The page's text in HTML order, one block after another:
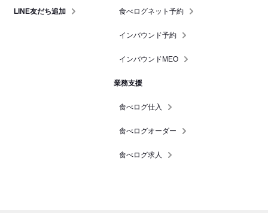
LINE友だち追加 食べログネット予約
インバウンド予約
インバウンドMEO
業務支援
食べログ仕入
食べログオーダー
食べログ求人